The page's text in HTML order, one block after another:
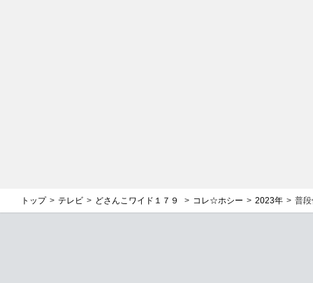
トップ テレビ どさんこワイド１７９ コレ☆ホシー 2023年 普